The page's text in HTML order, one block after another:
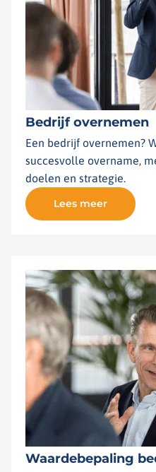
Bedrijf overnemen
Een bedrijf overnemen?
succesvolle overname,
doelen en strategie.
Lees meer
Waardebepaling